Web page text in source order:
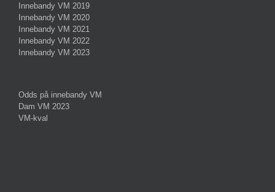
Innebandy VM 2019
Innebandy VM 2020
Innebandy VM 2021
Innebandy VM 2022
Innebandy VM 2023
Odds på innebandy VM
Dam VM 2023
VM-kval